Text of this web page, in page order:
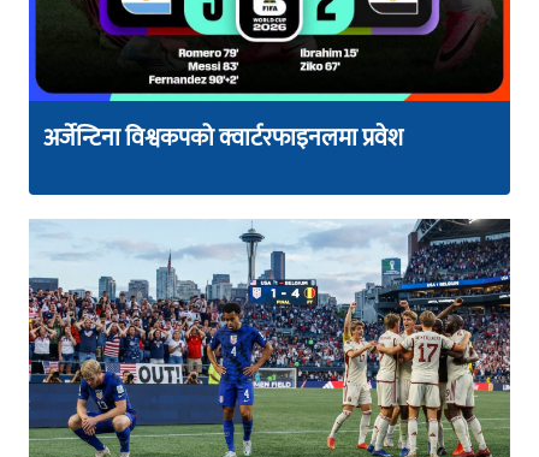
अर्जेन्टिना विश्वकपको क्वार्टरफाइनलमा प्रवेश